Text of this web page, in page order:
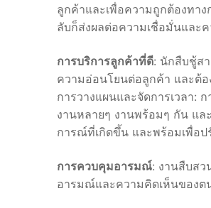
ลูกค้าและเพื่อความถูกต้องทา
ลับก็ส่งผลต่อความเชื่อมั่นและ
การบริการลูกค้าที่ดี: นักสืบชู้ส
ความอ่อนโยนต่อลูกค้า และต้อ
การวางแผนและจัดการเวลา:
งานหลายๆ งานพร้อมๆ กัน แ
การณ์ที่เกิดขึ้น และพร้อมเพื่อป
การควบคุมอารมณ์: งานสืบสว
อารมณ์และความคิดเห็นของต